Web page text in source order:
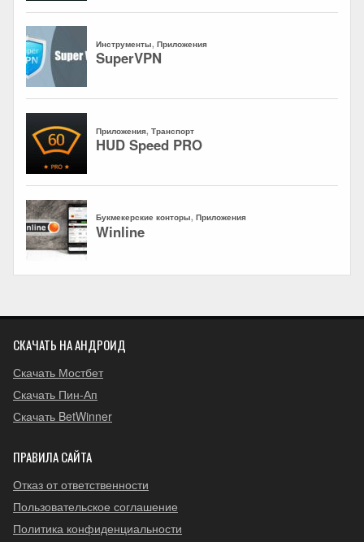
СКАЧАТЬ НА АНДРОИД
Скачать Мостбет
Скачать Пин-Ап
Скачать BetWinner
ПРАВИЛА САЙТА
Отказ от ответственности
Пользовательское соглашение
Политика конфиденциальности